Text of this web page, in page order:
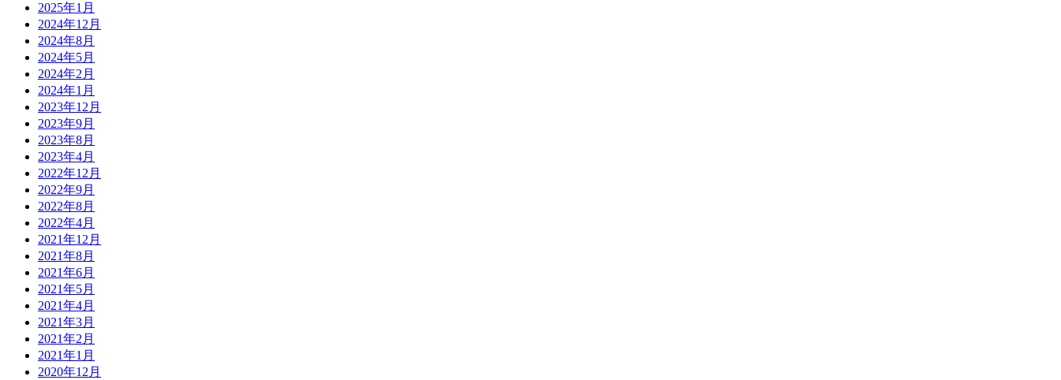
2025年1月
2024年12月
2024年8月
2024年5月
2024年2月
2024年1月
2023年12月
2023年9月
2023年8月
2023年4月
2022年12月
2022年9月
2022年8月
2022年4月
2021年12月
2021年8月
2021年6月
2021年5月
2021年4月
2021年3月
2021年2月
2021年1月
2020年12月